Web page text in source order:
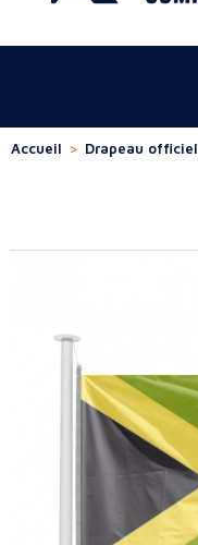
Accueil > Drapeau officiel